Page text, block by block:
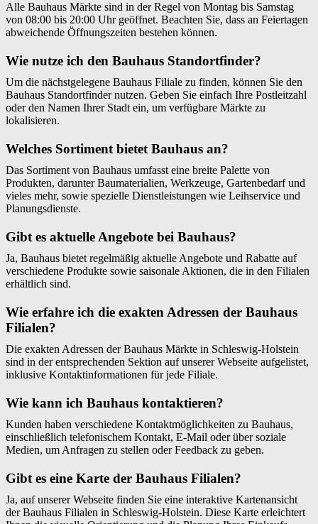
Alle Bauhaus Märkte sind in der Regel von Montag bis Samstag
von 08:00 bis 20:00 Uhr geöffnet. Beachten Sie, dass an Feiertagen
abweichende Öffnungszeiten bestehen können.
Wie nutze ich den Bauhaus Standortfinder?
Um die nächstgelegene Bauhaus Filiale zu finden, können Sie den
Bauhaus Standortfinder nutzen. Geben Sie einfach Ihre Postleitzahl
oder den Namen Ihrer Stadt ein, um verfügbare Märkte zu
lokalisieren.
Welches Sortiment bietet Bauhaus an?
Das Sortiment von Bauhaus umfasst eine breite Palette von
Produkten, darunter Baumaterialien, Werkzeuge, Gartenbedarf und
vieles mehr, sowie spezielle Dienstleistungen wie Leihservice und
Planungsdienste.
Gibt es aktuelle Angebote bei Bauhaus?
Ja, Bauhaus bietet regelmäßig aktuelle Angebote und Rabatte auf
verschiedene Produkte sowie saisonale Aktionen, die in den Filialen
erhältlich sind.
Wie erfahre ich die exakten Adressen der Bauhaus
Filialen?
Die exakten Adressen der Bauhaus Märkte in Schleswig-Holstein
sind in der entsprechenden Sektion auf unserer Webseite aufgelistet,
inklusive Kontaktinformationen für jede Filiale.
Wie kann ich Bauhaus kontaktieren?
Kunden haben verschiedene Kontaktmöglichkeiten zu Bauhaus,
einschließlich telefonischem Kontakt, E-Mail oder über soziale
Medien, um Anfragen zu stellen oder Feedback zu geben.
Gibt es eine Karte der Bauhaus Filialen?
Ja, auf unserer Webseite finden Sie eine interaktive Kartenansicht
der Bauhaus Filialen in Schleswig-Holstein. Diese Karte erleichtert